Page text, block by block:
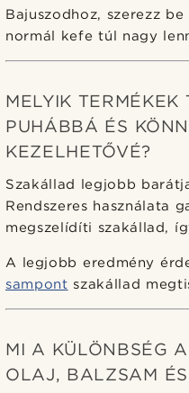
Bajuszodhoz, szerezz
normál kefe túl nagy
MELYIK
PUHÁBBÁ ÉS
KEZELHETŐVÉ?
Szakállad legjobb
Rendszeres használata
megszelídíti szakállad,
A legjobb eredmény
sampont szakállad
MI A KÜLÖNBSÉG
OLAJ, BALZSAM